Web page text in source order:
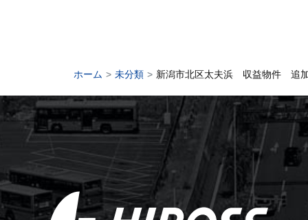
ホーム 未分類 新潟市北区太夫浜 収益物件 追